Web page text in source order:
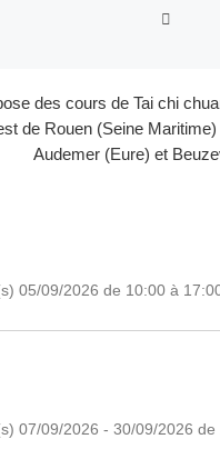
des cours de Tai chi
de Rouen (Seine
Audemer (Eure) et
05/09/2026 de 10:00 à
07/09/2026 - 30/09/2026